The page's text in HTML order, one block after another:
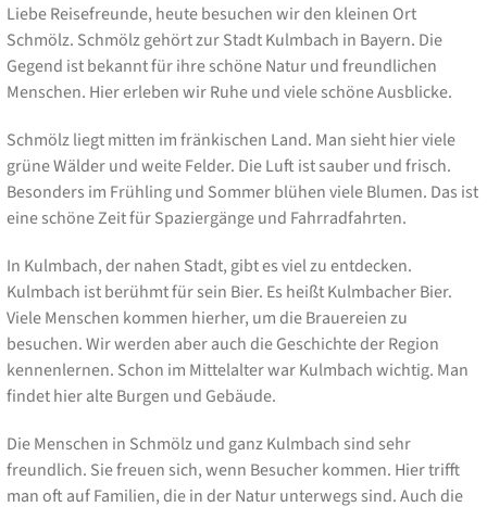
Liebe Reisefreunde, heute besuchen wir den kleinen Ort
Schmölz. Schmölz gehört zur Stadt Kulmbach in Bayern. Die
Gegend ist bekannt für ihre schöne Natur und freundlichen
Menschen. Hier erleben wir Ruhe und viele schöne Ausblicke.
Schmölz liegt mitten im fränkischen Land. Man sieht hier viele
grüne Wälder und weite Felder. Die Luft ist sauber und frisch.
Besonders im Frühling und Sommer blühen viele Blumen. Das ist
eine schöne Zeit für Spaziergänge und Fahrradfahrten.
In Kulmbach, der nahen Stadt, gibt es viel zu entdecken.
Kulmbach ist berühmt für sein Bier. Es heißt Kulmbacher Bier.
Viele Menschen kommen hierher, um die Brauereien zu
besuchen. Wir werden aber auch die Geschichte der Region
kennenlernen. Schon im Mittelalter war Kulmbach wichtig. Man
findet hier alte Burgen und Gebäude.
Die Menschen in Schmölz und ganz Kulmbach sind sehr
freundlich. Sie freuen sich, wenn Besucher kommen. Hier trifft
man oft auf Familien, die in der Natur unterwegs sind. Auch die